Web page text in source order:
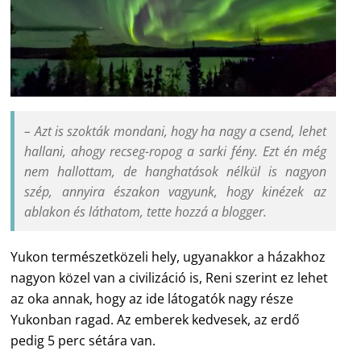
– Azt is szokták mondani, hogy ha nagy a csend, lehet
hallani, ahogy recseg-ropog a sarki fény. Ezt én még
nem hallottam, de hanghatások nélkül is nagyon
szép, annyira északon vagyunk, hogy kinézek az
ablakon és láthatom, tette hozzá a blogger.
Yukon természetközeli hely, ugyanakkor a házakhoz
nagyon közel van a civilizáció is, Reni szerint ez lehet
az oka annak, hogy az ide látogatók nagy része
Yukonban ragad.Az emberek kedvesek, az erdő
pedig 5 perc sétára van.